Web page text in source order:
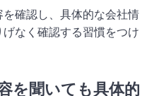
確認し、具体的な会社情
なく確認する習慣をつけ
を聞いても具体的